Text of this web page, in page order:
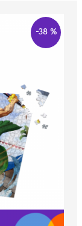
-38 %